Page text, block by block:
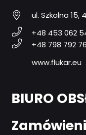
ul. Szkolna 15,
+48 453 062
+48 798 792
www.flukar.eu
BIURO